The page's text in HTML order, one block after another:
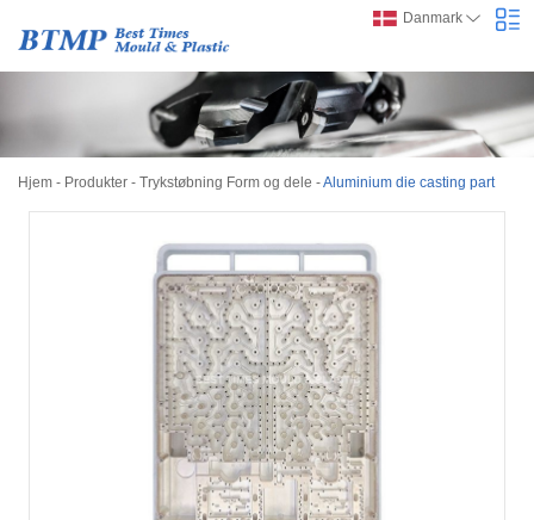
Danmark
Hjem - Produkter - Trykstøbning Form og dele -Aluminium die casting part